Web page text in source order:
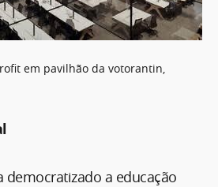
em pavilhão da votorantin,
democratizado a educação